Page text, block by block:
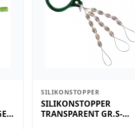
SILIKONSTOPPER
SILIKONSTOPPER
TRANSPARENT GR.S-